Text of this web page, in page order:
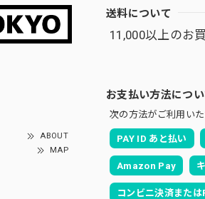
ABOUT
MAP
送料について
11,000以上のお
お支払い方法につ
次の方法がご利用いた
PAY ID あと払い
Amazon Pay
コンビニ決済また